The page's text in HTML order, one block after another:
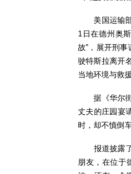
美国运输部
1日在德州奥
故”，展开刑
驶特斯拉离开
当地环境与救
据《华尔街
丈夫的庄园宴
时，却不慎倒
报道披露了
朋友，在位于